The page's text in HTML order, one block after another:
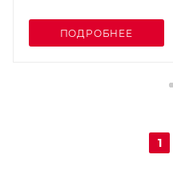
ПОДРОБНЕЕ
1